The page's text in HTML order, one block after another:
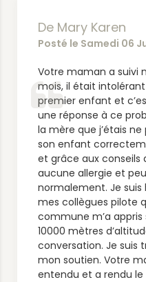
De Mary Karen
Posté le Samedi 06
Votre maman a suivi
mois, il était
premier enfant et
une réponse à ce
la mère que j’étais
son enfant
et grâce aux conseils
aucune allergie et
normalement. Je suis
mes collègues pilote
commune m’a
10000 mètres
conversation. Je suis
mon soutien. Votre
entendu et a rendu le